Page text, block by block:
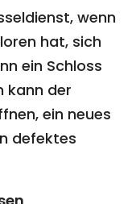
wenn
hat, sich
ein Schloss
kann der
ein neues
defektes